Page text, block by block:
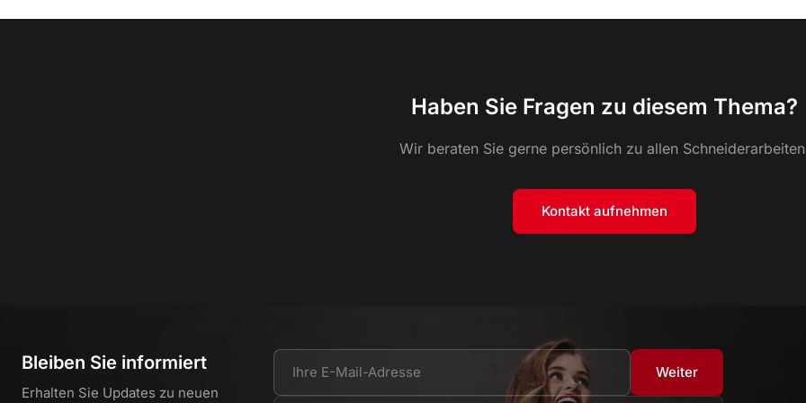
Haben Sie Fragen zu diesem Thema?
Wir beraten Sie gerne persönlich zu allen
Kontakt aufnehmen
Bleiben Sie informiert
Erhalten Sie Updates zu neuen
Weiter